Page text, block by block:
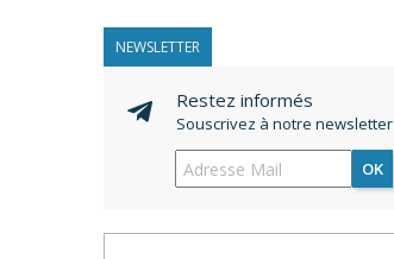
NEWSLETTER
Restez informés
Souscrivez à notre newsletter
OK